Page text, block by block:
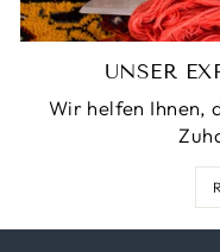
UNSER
Wir helfen Ihnen,